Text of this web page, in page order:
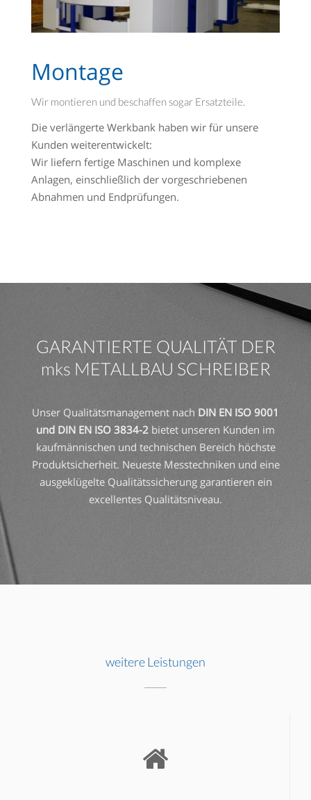
Montage
Wir montieren und beschaffen sogar Ersatzteile.
Die verlängerte Werkbank haben wir für unsere
Kunden weiterentwickelt:
Wir liefern fertige Maschinen und komplexe
Anlagen, einschließlich der vorgeschriebenen
Abnahmen und Endprüfungen.
GARANTIERTE QUALITÄT DER
mks METALLBAU SCHREIBER
Unser Qualitätsmanagement nach DIN EN ISO 9001
und DIN EN ISO 3834-2 bietet unseren Kunden im
kaufmännischen und technischen Bereich höchste
Produktsicherheit. Neueste Messtechniken und eine
ausgeklügelte Qualitätssicherung garantieren ein
excellentes Qualitätsniveau.
weitere Leistungen